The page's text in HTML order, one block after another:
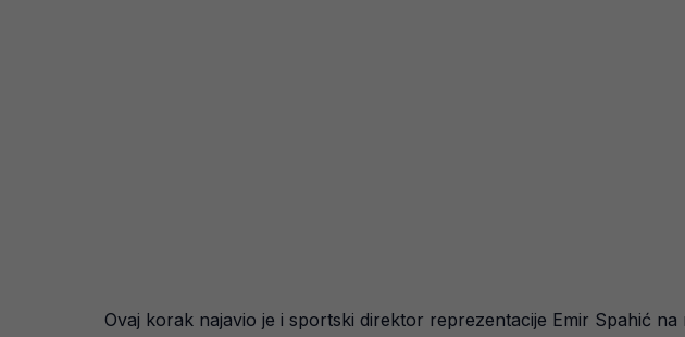
Ovaj korak najavio je i sportski direktor reprezentacije Emir Spahić